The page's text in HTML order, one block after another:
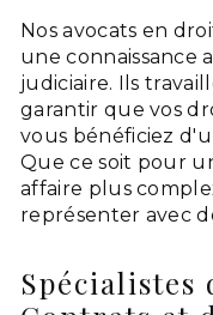
Nos avocats en
une connaissance
judiciaire. Ils
garantir que vos
vous bénéficiez
Que ce soit pour
affaire plus
représenter avec
Spécialistes